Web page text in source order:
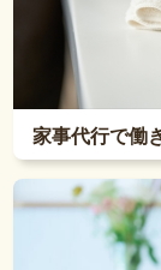
家事代行で働